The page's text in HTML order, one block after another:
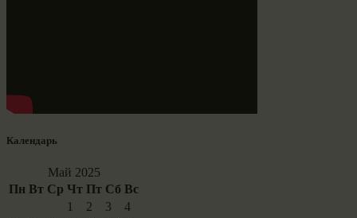
Календарь
Май 2025
Пн Вт Ср Чт Пт Сб Вс
1
2 3
4